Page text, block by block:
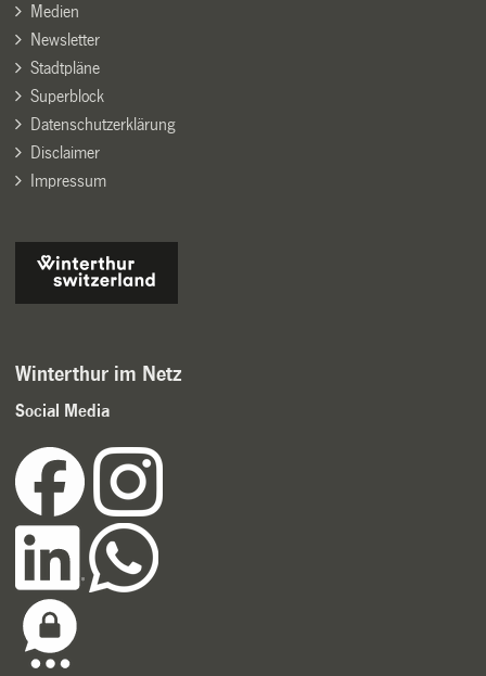
Medien
Newsletter
Stadtpläne
Superblock
Datenschutzerklärung
Disclaimer
Impressum
Winterthur im Netz
Social Media